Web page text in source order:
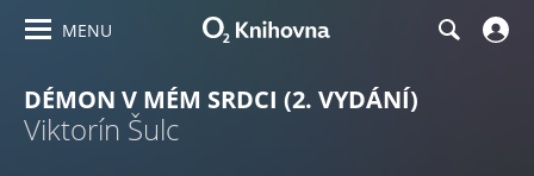
MENU
DÉMON V MÉM SRDCI (2. VYDÁNÍ)
Viktorín Šulc